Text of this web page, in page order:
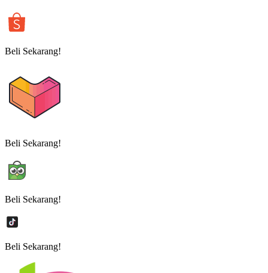
Beli Sekarang!
Beli Sekarang!
Beli Sekarang!
Beli Sekarang!